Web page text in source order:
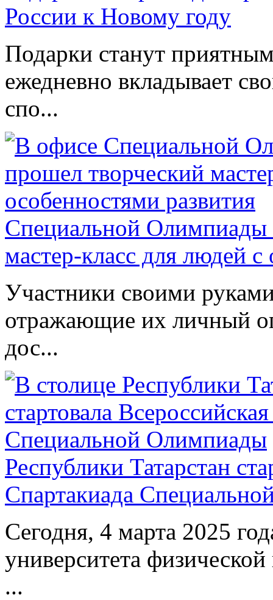
России к Новому году
Подарки станут
ежедневно вкладывает
спо...
Специальной Олимпиады
мастер-класс для людей
Участники своими
отражающие их личный
дос...
Республики Татарстан
Спартакиада
Сегодня, 4 марта 2025
университета
...